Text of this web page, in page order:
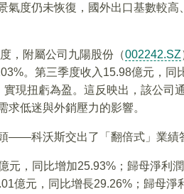
氣度仍未恢復，國外出口基數較
，附屬公司九陽股份（002242.SZ
。第三季度收入15.98億元，同
現扭虧為盈。這反映出，該公司
求低迷與外銷壓力的影響。
——科沃斯交出了「翻倍式」業績
元，同比增加25.93%；歸母淨利
億元，同比增長29.26%；歸母淨